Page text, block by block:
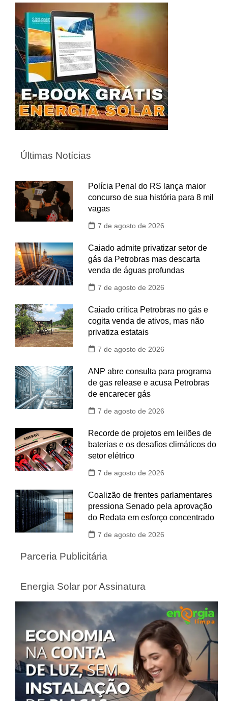
Últimas Notícias
Polícia Penal do RS lança maior
concurso de sua história para 8 mil
vagas
7 de agosto de 2026
Caiado admite privatizar setor de
gás da Petrobras mas descarta
venda de águas profundas
7 de agosto de 2026
Caiado critica Petrobras no gás e
cogita venda de ativos, mas não
privatiza estatais
7 de agosto de 2026
ANP abre consulta para programa
de gas release e acusa Petrobras
de encarecer gás
7 de agosto de 2026
Recorde de projetos em leilões de
baterias e os desafios climáticos do
setor elétrico
7 de agosto de 2026
Coalizão de frentes parlamentares
pressiona Senado pela aprovação
do Redata em esforço concentrado
7 de agosto de 2026
Parceria Publicitária
Energia Solar por Assinatura